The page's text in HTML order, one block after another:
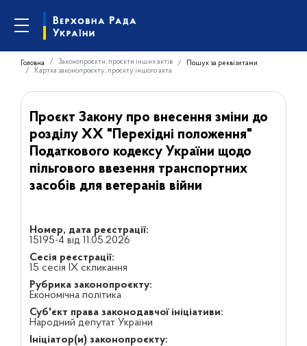
Головна Законопроєкти, проєкти інших актів
Пошук за реквізитами
Картка законопроєкту, проєкту іншого акта
Проєкт Закону про внесення зміни до
розділу XX "Перехідні положення"
Податкового кодексу України щодо
пільгового ввезення транспортних
засобів для ветеранів війни
Номер, дата реєстрації:
15195-4 від 11.05.2026
Сесія реєстрації:
15 сесія IX скликання
Рубрика законопроєкту:
Економічна політика
Суб'єкт права законодавчої ініціативи:
Народний депутат України
Ініціатор(и) законопроєкту: